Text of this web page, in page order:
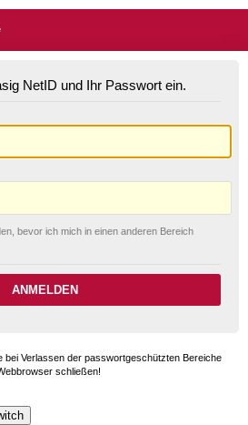
NetID und Ihr Passwort ein.
bevor ich mich in einen anderen Bereich
bei Verlassen der passwortgeschützten Bereiche
schließen!